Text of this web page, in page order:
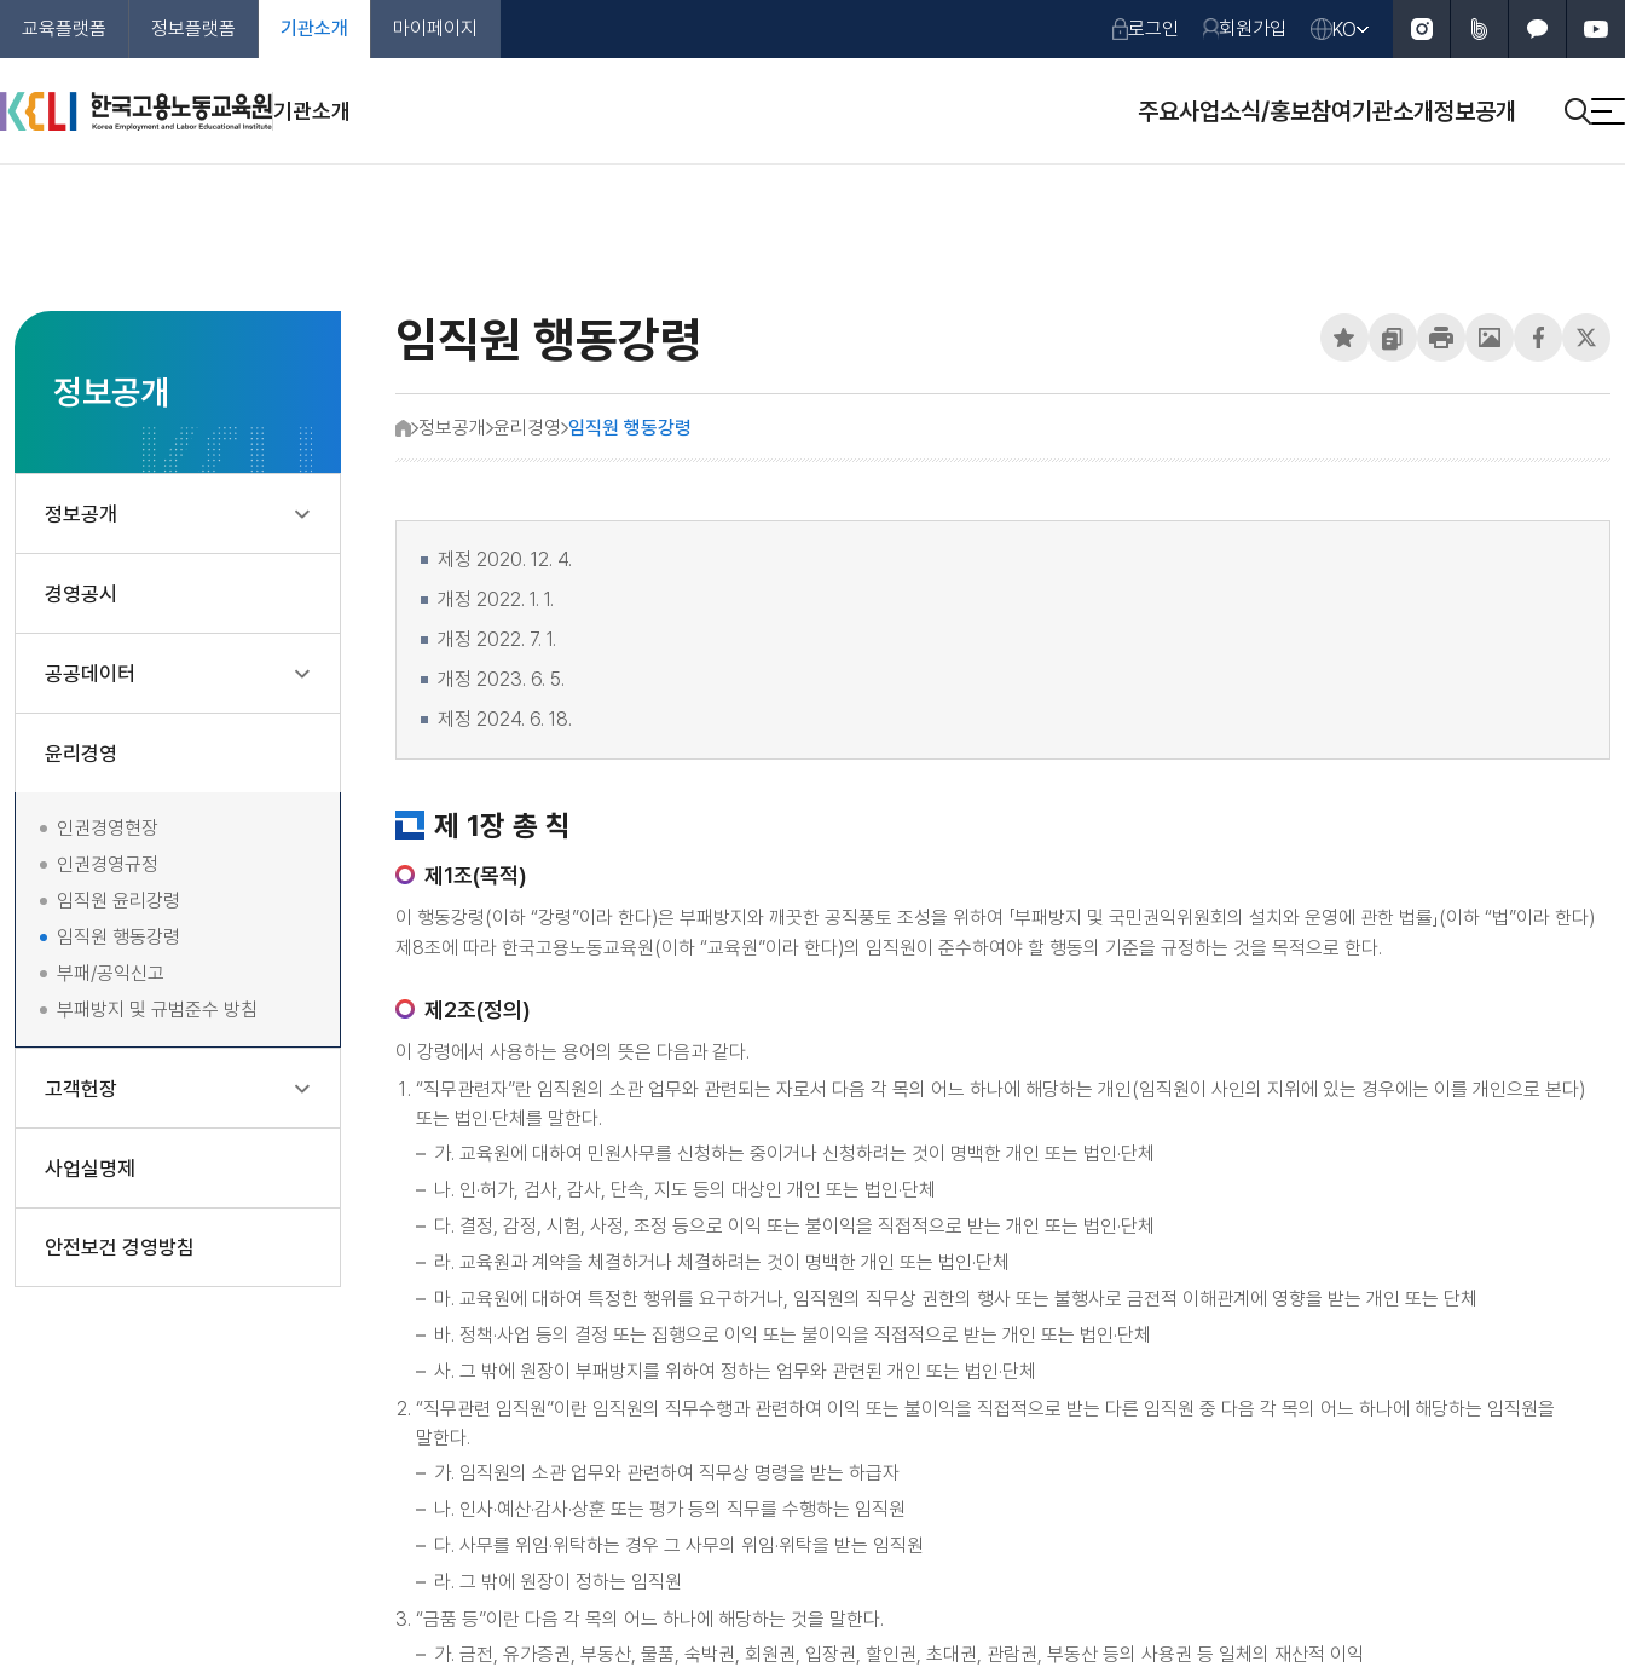
바로가기
교육플랫폼 정보플랫폼 기관소개 마이페이지 로그인 회원가입 KO
ENG
KELI 한국노동교육원 기관소개 주요사업소식/홍보참여 기관소개정보공개 검색
정보공개
정보공개
경영공시
공공데이터
윤리경영
인권경영현장
인권경영규정
임직원 윤리강령
임직원 행동강령
부패/공익신고
부패방지 및 규범준수 방침
고객헌장
사업실명제
안전보건 경영방침
임직원 행동강령 페이지 스크랩
URL 복사페이지 인쇄페이지 캡처
홈<정보공개<윤리경영<임직원 행동강령
제정 2020. 12. 4.
개정 2022. 1. 1.
개정 2022. 7. 1.
개정 2023. 6. 5.
제정 2024. 6. 18.
제 1장 총 칙
제1조(목적)
이 행동강령(이하 “강령”이라 한다)은 부패방지와 깨끗한 공직풍토 조성을 위하여 「부패방지 및 국민권익위원회의 설치와 운영에 관한 법률」(이하 “법”이라 한다)
제8조에 따라 한국고용노동교육원(이하 “교육원”이라 한다)의 임직원이 준수하여야 할 행동의 기준을 규정하는 것을 목적으로 한다.
제2조(정의)
이 강령에서 사용하는 용어의 뜻은 다음과 같다.
“직무관련자”란 임직원의 소관 업무와 관련되는 자로서 다음 각 목의 어느 하나에 해당하는 개인(임직원이 사인의 지위에 있는 경우에는 이를 개인으로 본다)
또는 법인·단체를 말한다.
가. 교육원에 대하여 민원사무를 신청하는 중이거나 신청하려는 것이 명백한 개인 또는 법인·단체
나. 인·허가, 검사, 감사, 단속, 지도 등의 대상인 개인 또는 법인·단체
다. 결정, 감정, 시험, 사정, 조정 등으로 이익 또는 불이익을 직접적으로 받는 개인 또는 법인·단체
라. 교육원과 계약을 체결하거나 체결하려는 것이 명백한 개인 또는 법인·단체
마. 교육원에 대하여 특정한 행위를 요구하거나, 임직원의 직무상 권한의 행사 또는 불행사로 금전적 이해관계에 영향을 받는 개인 또는 단체
바. 정책·사업 등의 결정 또는 집행으로 이익 또는 불이익을 직접적으로 받는 개인 또는 법인·단체
사. 그 밖에 원장이 부패방지를 위하여 정하는 업무와 관련된 개인 또는 법인·단체
“직무관련 임직원”이란 임직원의 직무수행과 관련하여 이익 또는 불이익을 직접적으로 받는 다른 임직원 중 다음 각 목의 어느 하나에 해당하는 임직원을
말한다.
가. 임직원의 소관 업무와 관련하여 직무상 명령을 받는 하급자
나. 인사·예산·감사·상훈 또는 평가 등의 직무를 수행하는 임직원
다. 사무를 위임·위탁하는 경우 그 사무의 위임·위탁을 받는 임직원
라. 그 밖에 원장이 정하는 임직원
“금품 등”이란 다음 각 목의 어느 하나에 해당하는 것을 말한다.
가. 금전, 유가증권, 부동산, 물품, 숙박권, 회원권, 입장권, 할인권, 초대권, 관람권, 부동산 등의 사용권 등 일체의 재산적 이익